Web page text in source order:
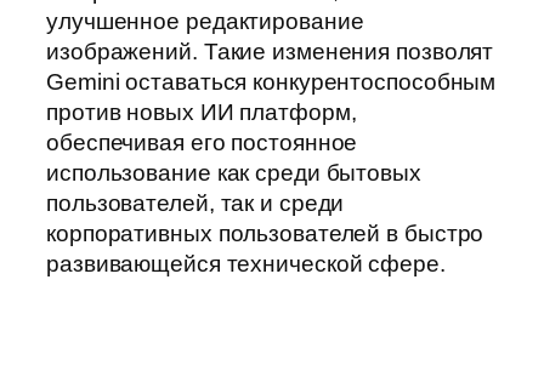
улучшенное редактирование
изображений. Такие изменения позволят
Gemini оставаться конкурентоспособным
против новых ИИ платформ,
обеспечивая его постоянное
использование как среди бытовых
пользователей, так и среди
корпоративных пользователей в быстро
развивающейся технической сфере.